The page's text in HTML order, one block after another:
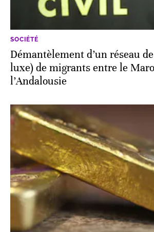
SOCIÉTÉ
Démantèlement d’un réseau
luxe) de migrants entre le
l’Andalousie